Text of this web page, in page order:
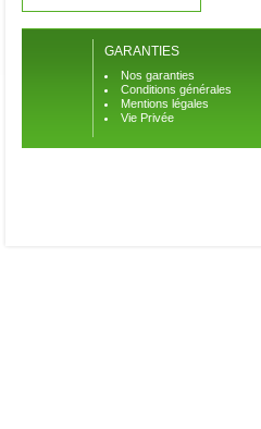
GARANTIES
Nos garanties
Conditions générales
Mentions légales
Vie Privée